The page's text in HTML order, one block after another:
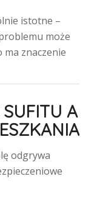
istotne –
może
ma znaczenie
A
odgrywa